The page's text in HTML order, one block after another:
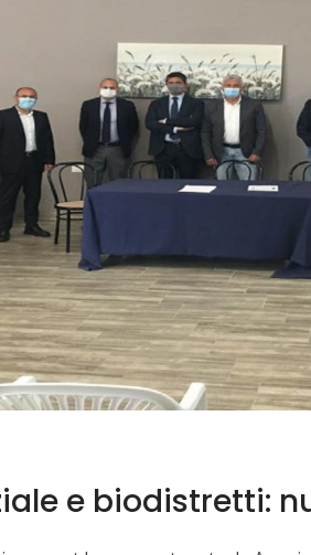
e biodistretti: